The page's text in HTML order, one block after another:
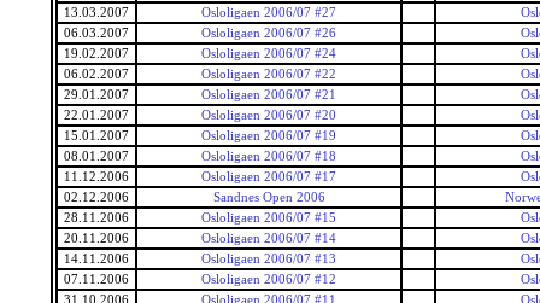
13.03.2007
Osloligaen 2006/07 #27
06.03.2007
Osloligaen 2006/07 #26
19.02.2007
Osloligaen 2006/07 #24
06.02.2007
Osloligaen 2006/07 #22
29.01.2007
Osloligaen 2006/07 #21
22.01.2007
Osloligaen 2006/07 #20
15.01.2007
Osloligaen 2006/07 #19
08.01.2007
Osloligaen 2006/07 #18
11.12.2006
Osloligaen 2006/07 #17
02.12.2006
Sandnes Open 2006
28.11.2006
Osloligaen 2006/07 #15
20.11.2006
Osloligaen 2006/07 #14
14.11.2006
Osloligaen 2006/07 #13
07.11.2006
Osloligaen 2006/07 #12
31.10.2006
Osloligaen 2006/07 #11